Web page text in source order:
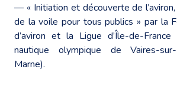
― « Initiation et découverte de
de la voile pour tous publics » par la
d’aviron et la Ligue d’Île-de-France
nautique olympique de Vaires-
Marne).